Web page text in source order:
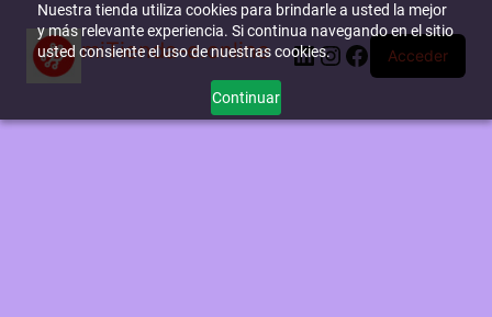
Nuestra tienda utiliza cookies para brindarle a usted la mejor
y más relevante experiencia. Si continua navegando en el sitio
usted consiente el uso de nuestras cookies.
Continuar
miTienda-e.online LinkedIn
Instagram
Facebook
Acceder